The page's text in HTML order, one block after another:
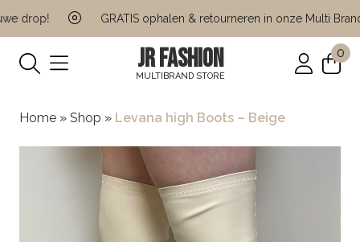
drop! GRATIS ophalen & retourneren in onze Multi Brand
JR FASHION
MULTIBRAND STORE
0
Home » Shop » Levana high Boots – Beige